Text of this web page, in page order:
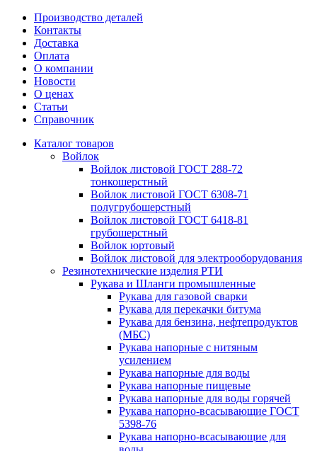
Производство деталей
Контакты
Доставка
Оплата
О компании
Новости
О ценах
Статьи
Справочник
Каталог товаров
Войлок
Войлок листовой ГОСТ 288-72
тонкошерстный
Войлок листовой ГОСТ 6308-71
полугрубошерстный
Войлок листовой ГОСТ 6418-81
грубошерстный
Войлок юртовый
Войлок листовой для электрооборудования
Резинотехнические изделия РТИ
Рукава и Шланги промышленные
Рукава для газовой сварки
Рукава для перекачки битума
Рукава для бензина, нефтепродуктов
(МБС)
Рукава напорные с нитяным
усилением
Рукава напорные для воды
Рукава напорные пищевые
Рукава напорные для воды горячей
Рукава напорно-всасывающие ГОСТ
5398-76
Рукава напорно-всасывающие для